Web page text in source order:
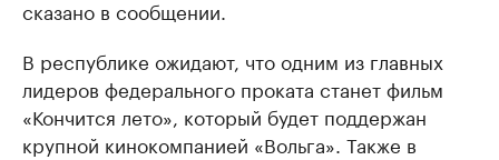
сказано в сообщении.
В республике ожидают, что одним из главных
лидеров федерального проката станет фильм
«Кончится лето», который будет поддержан
крупной кинокомпанией «Вольга». Также в